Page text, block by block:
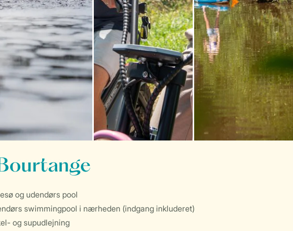
og udendørs pool
swimmingpool i nærheden (indgang inkluderet)
og supudlejning